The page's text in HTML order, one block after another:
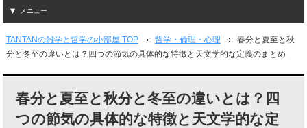
メニュー
TANTANの雑学と哲学の小部屋 TOP 哲学・倫理・心理
春分と夏至と秋
分と冬至の違いとは？四つの節気の具体的な特徴と天文学的な定義のまとめ
春分と夏至と秋分と冬至の違いとは？四
つの節気の具体的な特徴と天文学的な定